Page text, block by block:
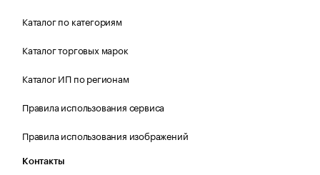
Каталог по категориям
Каталог торговых марок
Каталог ИП по регионам
Правила использования сервиса
Правила использования изображений
Контакты